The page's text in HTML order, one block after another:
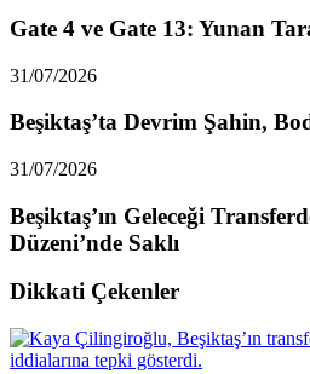
Gate 4 ve Gate 13: Yunan
31/07/2026
Beşiktaş’ta Devrim Şahin,
31/07/2026
Beşiktaş’ın Geleceği
Düzeni’nde Saklı
Dikkati Çekenler